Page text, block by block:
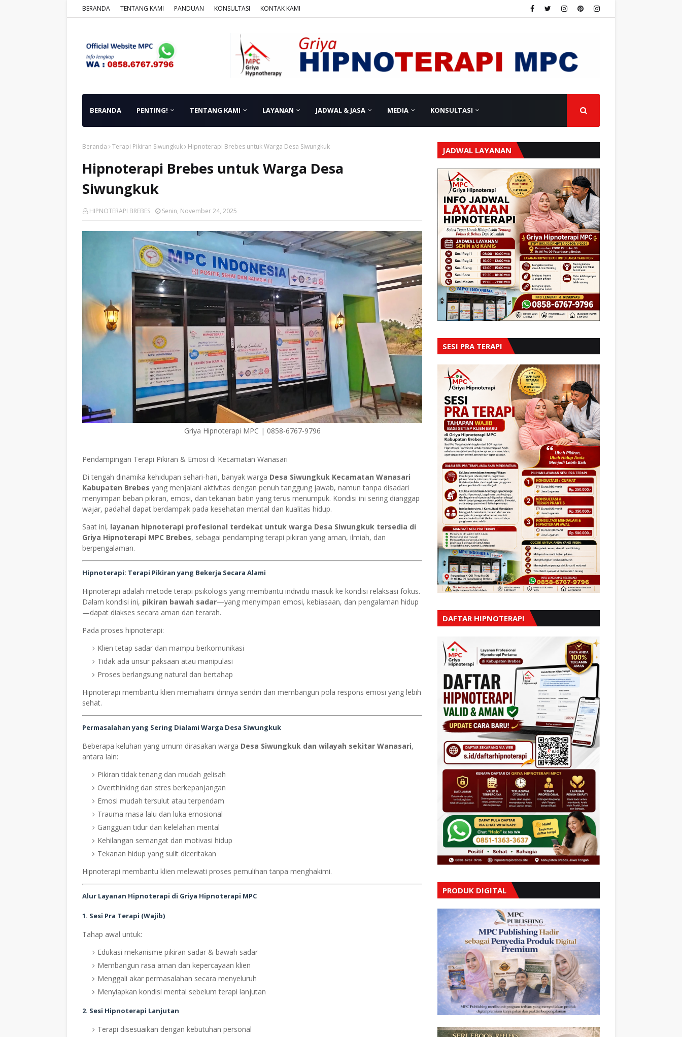
BERANDA TENTANG KAMI PANDUAN KONSULTASI KONTAK KAMI
BERANDA PENTING! TENTANG KAMI LAYANAN JADWAL & JASA MEDIA KONSULTASI
Beranda Terapi Pikiran Siwungkuk Hipnoterapi Brebes untuk Warga Desa Siwungkuk
Hipnoterapi Brebes untuk Warga Desa
Siwungkuk
HIPNOTERAPI BREBES Senin, November 24, 2025
Griya Hipnoterapi MPC | 0858-6767-9796
Pendampingan Terapi Pikiran & Emosi di Kecamatan Wanasari
Di tengah dinamika kehidupan sehari-hari, banyak warga Desa Siwungkuk Kecamatan Wanasari
Kabupaten Brebes yang menjalani aktivitas dengan penuh tanggung jawab, namun tanpa disadari
menyimpan beban pikiran, emosi, dan tekanan batin yang terus menumpuk. Kondisi ini sering dianggap
wajar, padahal dapat berdampak pada kesehatan mental dan kualitas hidup.
Saat ini, layanan hipnoterapi profesional terdekat untuk warga Desa Siwungkuk tersedia di
Griya Hipnoterapi MPC Brebes, sebagai pendamping terapi pikiran yang aman, ilmiah, dan
berpengalaman.
Hipnoterapi: Terapi Pikiran yang Bekerja Secara Alami
Hipnoterapi adalah metode terapi psikologis yang membantu individu masuk ke kondisi relaksasi fokus.
Dalam kondisi ini, pikiran bawah sadar—yang menyimpan emosi, kebiasaan, dan pengalaman hidup
—dapat diakses secara aman dan terarah.
Pada proses hipnoterapi:
Klien tetap sadar dan mampu berkomunikasi
Tidak ada unsur paksaan atau manipulasi
Proses berlangsung natural dan bertahap
Hipnoterapi membantu klien memahami dirinya sendiri dan membangun pola respons emosi yang lebih
sehat.
Permasalahan yang Sering Dialami Warga Desa Siwungkuk
Beberapa keluhan yang umum dirasakan warga Desa Siwungkuk dan wilayah sekitar Wanasari,
antara lain:
Pikiran tidak tenang dan mudah gelisah
Overthinking dan stres berkepanjangan
Emosi mudah tersulut atau terpendam
Trauma masa lalu dan luka emosional
Gangguan tidur dan kelelahan mental
Kehilangan semangat dan motivasi hidup
Tekanan hidup yang sulit diceritakan
Hipnoterapi membantu klien melewati proses pemulihan tanpa menghakimi.
Alur Layanan Hipnoterapi di Griya Hipnoterapi MPC
1. Sesi Pra Terapi (Wajib)
Tahap awal untuk:
Edukasi mekanisme pikiran sadar & bawah sadar
Membangun rasa aman dan kepercayaan klien
Menggali akar permasalahan secara menyeluruh
Menyiapkan kondisi mental sebelum terapi lanjutan
2. Sesi Hipnoterapi Lanjutan
Terapi disesuaikan dengan kebutuhan personal
JADWAL LAYANAN
SESI PRA TERAPI
DAFTAR HIPNOTERAPI
PRODUK DIGITAL